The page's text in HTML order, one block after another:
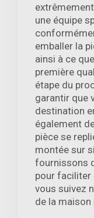
une équipe
emballer la
ainsi à ce
première
étape du
garantir que
destination
également
pièce se
montée sur
fournissons
pour faciliter
vous suivez
de la